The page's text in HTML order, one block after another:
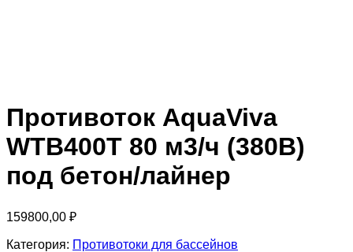
Противоток AquaViva
WTB400T 80 м3/ч (380В)
под бетон/лайнер
159800,00 ₽
Категория: Противотоки для бассейнов